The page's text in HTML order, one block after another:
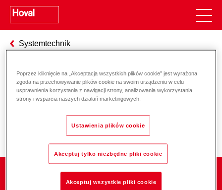
Systemtechnik
Odpowiedzialność za energię i
środowisko
Poprzez kliknięcie na „Akceptacja wszystkich plików cookie” jest wyrażona
zgoda na przechowywanie plików cookie na swoim urządzeniu w celu
usprawnienia korzystania z nawigacji strony, analizowania wykorzystania
strony i wsparcia naszych działań marketingowych.
Ustawienia plików cookie
Akceptuj tylko niezbędne pliki cookie
Akceptuj wszystkie pliki cookie